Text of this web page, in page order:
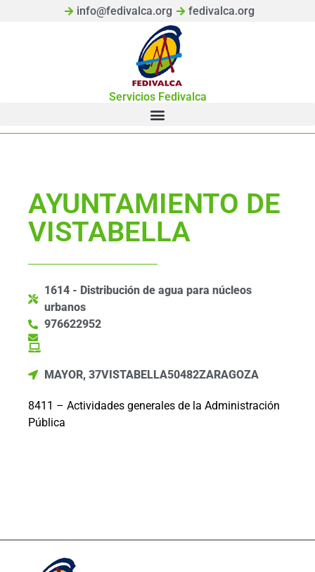
info@fedivalca.org fedivalca.org
Servicios Fedivalca
AYUNTAMIENTO DE
VISTABELLA
1614 - Distribución de agua para núcleos
urbanos
976622952
MAYOR, 37VISTABELLA50482ZARAGOZA
8411 – Actividades generales de la Administración
Pública